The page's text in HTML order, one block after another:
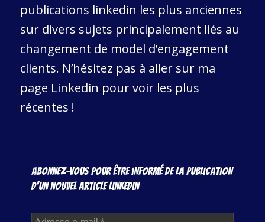
publications linkedin les plus anciennes
sur divers sujets principalement liés au
changement de model d’engagement
clients. N’hésitez pas à aller sur ma
page Linkedin pour voir les plus
récentes !
Abonnez-vous pour être informé de la publication
d'un nouvel article Linkedin